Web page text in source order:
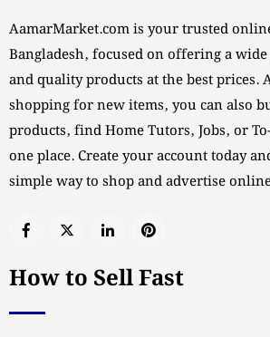
AamarMarket.com is your trusted
Bangladesh, focused on offering a
and quality products at the best prices.
shopping for new items, you can also
products, find Home Tutors, Jobs, or
one place. Create your account today
simple way to shop and advertise
How to Sell Fast